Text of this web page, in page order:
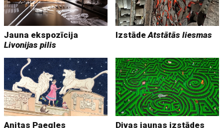
Jauna ekspozīcija
Livonijas pilis
IzstādeAtstātās liesmas
Anitas Paegles
Divas jaunas izstādes